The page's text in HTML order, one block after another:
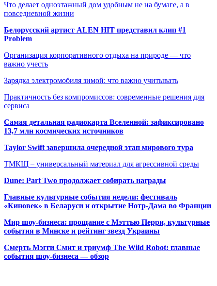
Что делает одноэтажный дом удобным не на бумаге, а в
повседневной жизни
Белорусский артист ALEN HIT представил клип #1
Problem
Организация корпоративного отдыха на природе — что
важно учесть
Зарядка электромобиля зимой: что важно учитывать
Практичность без компромиссов: современные решения для
сервиса
Самая детальная радиокарта Вселенной: зафиксировано
13,7 млн космических источников
Taylor Swift завершила очередной этап мирового тура
ТМКЩ – универсальный материал для агрессивной среды
Dune: Part Two продолжает собирать награды
Главные культурные события недели: фестиваль
«Киновек» в Беларуси и открытие Нотр-Дама во Франции
Мир шоу-бизнеса: прощание с Мэттью Перри, культурные
события в Минске и рейтинг звезд Украины
Смерть Мэгги Смит и триумф The Wild Robot: главные
события шоу-бизнеса — обзор